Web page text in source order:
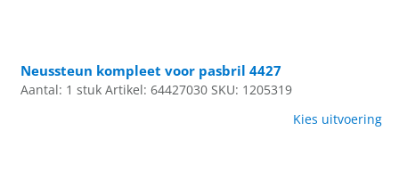
Neussteun kompleet voor pasbril 4427
Aantal: 1 stuk Artikel: 64427030 SKU: 1205319
Kies uitvoering